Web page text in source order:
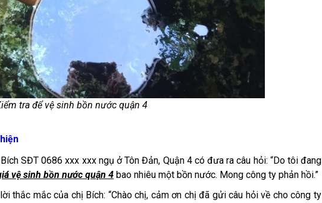
tra để vệ sinh bồn nước quận 4
SĐT 0686 xxx xxx ngụ ở Tôn Đản, Quận 4 có đưa ra câu hỏi: “Do tôi đang
vệ sinh bồn nước quận 4 bao nhiêu một bồn nước. Mong công ty phản hồi.”
thắc mắc của chị Bích: “Chào chị, cảm ơn chị đã gửi câu hỏi về cho công ty